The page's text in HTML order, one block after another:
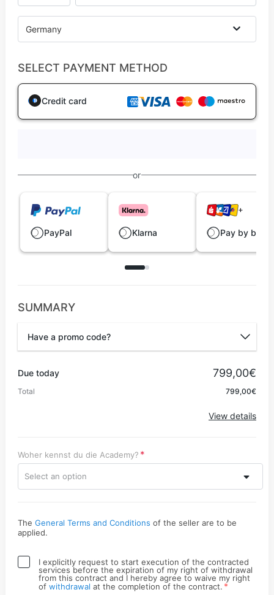
Germany
SELECT PAYMENT METHOD
Credit card
or
PayPal Klarna Pay by bank
SUMMARY
Have a promo code?
Due today 799,00€
Total 799,00€
View details
Woher kennst du die Academy?
Select an option
The General Terms and Conditions of the seller are to be
applied.
I explicitly request to start execution of the contracted
services before the expiration of my right of withdrawal
from this contract and I hereby agree to waive my right
of withdrawal at the completion of the contract. *